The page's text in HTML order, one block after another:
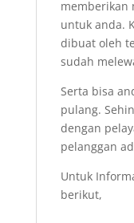
memberikan
untuk anda.
dibuat oleh
sudah
Serta bisa
pulang.
dengan
pelanggan
Untuk
berikut,